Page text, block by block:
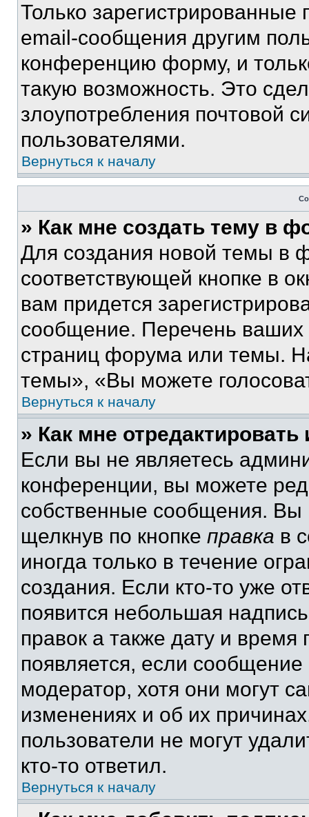
Только зарегистрированные
email-сообщения другим
конференцию форму, и
такую возможность. Это
злоупотребления почтовой
пользователями.
Вернуться к началу
» Как мне создать тему в
Для создания новой темы в
соответствующей кнопке в
вам придется
сообщение. Перечень ваших
страниц форума или темы.
темы», «Вы можете
Вернуться к началу
» Как мне
Если вы не являетесь
конференции, вы можете
собственные сообщения. Вы
щелкнув по кнопке правка в
иногда только в течение
создания. Если кто-то уже
появится небольшая
правок а также дату и
появляется, если
модератор, хотя они могут
изменениях и об их
пользователи не могут
кто-то ответил.
Вернуться к началу